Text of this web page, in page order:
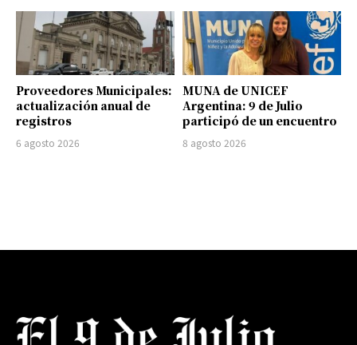
Proveedores Municipales:
actualización anual de
registros
6 agosto 2026
MUNA de UNICEF
Argentina: 9 de Julio
participó de un encuentro
8 agosto 2026